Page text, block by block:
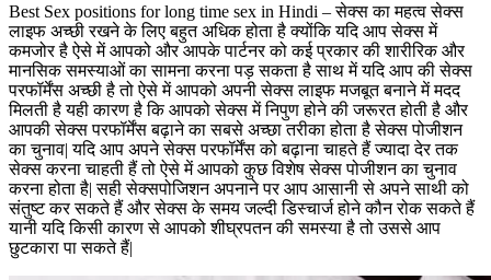
Best Sex positions for long time sex in Hindi – सेक्स का महत्व सेक्स
लाइफ अच्छी रखने के लिए बहुत अधिक होता है क्योंकि यदि आप सेक्स में
कमजोर है ऐसे में आपको और आपके पार्टनर को कई प्रकार की शारीरिक और
मानसिक समस्याओं का सामना करना पड़ सकता है साथ में यदि आप की सेक्स
परफॉर्मेंस अच्छी है तो ऐसे में आपको अपनी सेक्स लाइफ मजबूत बनाने में मदद
मिलती है यही कारण है कि आपको सेक्स में निपुण होने की जरूरत होती है और
आपकी सेक्स परफॉर्मेंस बढ़ाने का सबसे अच्छा तरीका होता है सेक्स पोजीशन
का चुनाव| यदि आप अपने सेक्स परफॉर्मेंस को बढ़ाना चाहते हैं ज्यादा देर तक
सेक्स करना चाहती हैं तो ऐसे में आपको कुछ विशेष सेक्स पोजीशन का चुनाव
करना होता है| सही सेक्सपोजिशन अपनाने पर आप आसानी से अपने साथी को
संतुष्ट कर सकते हैं और सेक्स के समय जल्दी डिस्चार्ज होने कौन रोक सकते हैं
यानी यदि किसी कारण से आपको शीघ्रपतन की समस्या है तो उससे आप
छुटकारा पा सकते हैं|